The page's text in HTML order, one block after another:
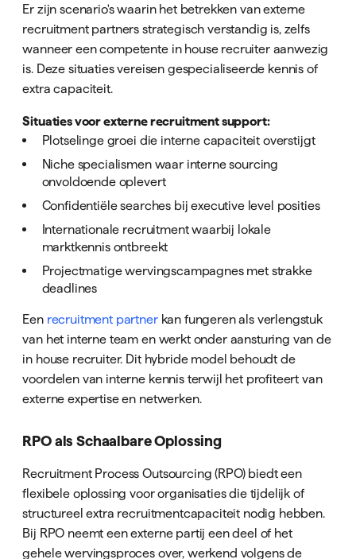
Er zijn scenario's waarin het betrekken van externe
recruitment partners strategisch verstandig is, zelfs
wanneer een competente in house recruiter aanwezig
is. Deze situaties vereisen gespecialiseerde kennis of
extra capaciteit.
Situaties voor externe recruitment support:
Plotselinge groei die interne capaciteit overstijgt
Niche specialismen waar interne sourcing
onvoldoende oplevert
Confidentiële searches bij executive level posities
Internationale recruitment waarbij lokale
marktkennis ontbreekt
Projectmatige wervingscampagnes met strakke
deadlines
Een recruitment partnerkan fungeren als verlengstuk
van het interne team en werkt onder aansturing van de
in house recruiter. Dit hybride model behoudt de
voordelen van interne kennis terwijl het profiteert van
externe expertise en netwerken.
RPO als Schaalbare Oplossing
Recruitment Process Outsourcing (RPO) biedt een
flexibele oplossing voor organisaties die tijdelijk of
structureel extra recruitmentcapaciteit nodig hebben.
Bij RPO neemt een externe partij een deel of het
gehele wervingsproces over, werkend volgens de